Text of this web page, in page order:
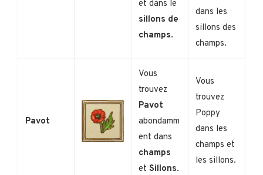
et dans le
sillons de
champs.
dans les
sillons des
champs.
Pavot
Vous
trouvez
Pavot
abondamm
ent dans
champs
et Sillons.
Vous
trouvez
Poppy
dans les
champs et
les sillons.